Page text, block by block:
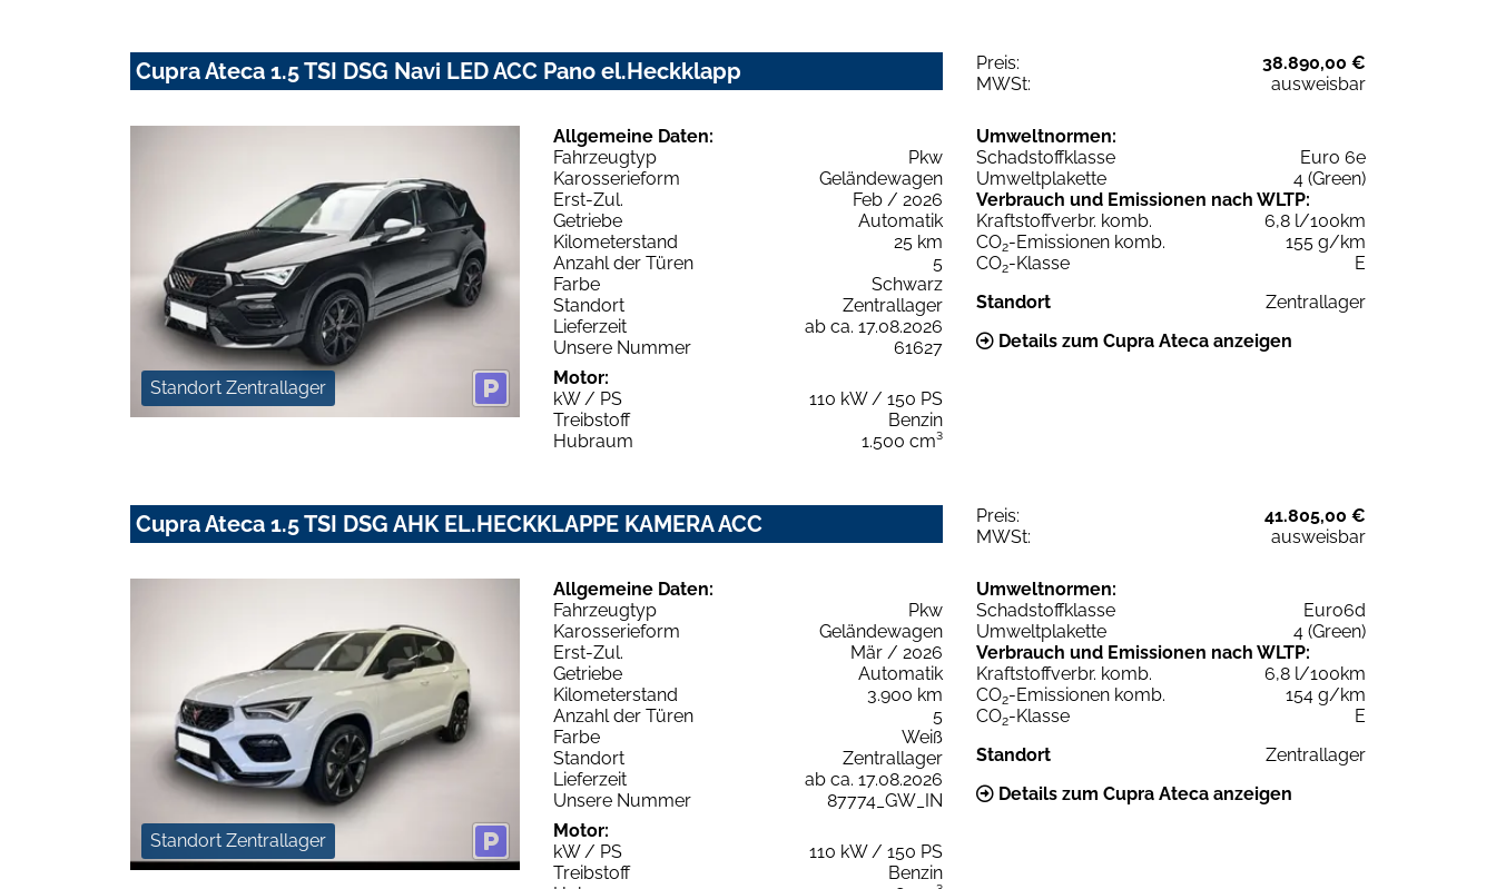
Cupra Ateca 1.5 TSI DSG Navi LED ACC Pano el.Heckklapp Preis:
38.890,00 €
MWSt:
ausweisbar
Standort Zentrallager
Allgemeine Daten:
Fahrzeugtyp
Pkw
Karosserieform
Geländewagen
Erst-Zul.
Feb / 2026
Getriebe
Automatik
Kilometerstand
25 km
Anzahl der Türen
5
Farbe
Schwarz
Standort
Zentrallager
Lieferzeit
ab ca. 17.08.2026
Unsere Nummer
61627
Motor:
kW / PS
110 kW / 150 PS
Treibstoff
Benzin
Hubraum
1.500 cm³
Umweltnormen:
Schadstoffklasse
Euro 6e
Umweltplakette
4 (Green)
Verbrauch und Emissionen nach WLTP:
Kraftstoffverbr. komb.
6,8 l/100km
CO2-Emissionen komb.
155 g/km
CO2-Klasse
E
Standort
Zentrallager
Details zum Cupra Ateca anzeigen
Cupra Ateca 1.5 TSI DSG AHK EL.HECKKLAPPE KAMERA ACC Preis:
41.805,00 €
MWSt:
ausweisbar
Standort Zentrallager
Allgemeine Daten:
Fahrzeugtyp
Pkw
Karosserieform
Geländewagen
Erst-Zul.
Mär / 2026
Getriebe
Automatik
Kilometerstand
3.900 km
Anzahl der Türen
5
Farbe
Weiß
Standort
Zentrallager
Lieferzeit
ab ca. 17.08.2026
Unsere Nummer
87774_GW_IN
Motor:
kW / PS
110 kW / 150 PS
Treibstoff
Benzin
Umweltnormen:
Schadstoffklasse
Euro6d
Umweltplakette
4 (Green)
Verbrauch und Emissionen nach WLTP:
Kraftstoffverbr. komb.
6,8 l/100km
CO2-Emissionen komb.
154 g/km
CO2-Klasse
E
Standort
Zentrallager
Details zum Cupra Ateca anzeigen